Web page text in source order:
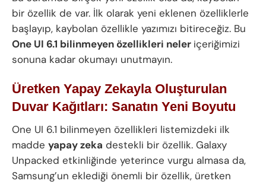
bir özellik de var. İlk olarak yeni eklenen özelliklerle
başlayıp, kaybolan özellikle yazımızı bitireceğiz. Bu
One UI 6.1 bilinmeyen özellikleri neler içeriğimizi
sonuna kadar okumayı unutmayın.
Üretken Yapay Zekayla Oluşturulan
Duvar Kağıtları: Sanatın Yeni Boyutu
One UI 6.1 bilinmeyen özellikleri listemizdeki ilk
madde yapay zeka destekli bir özellik. Galaxy
Unpacked etkinliğinde yeterince vurgu almasa da,
Samsung’un eklediği önemli bir özellik, üretken